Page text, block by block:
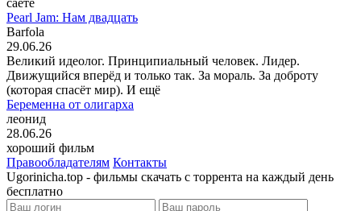
саете
Pearl Jam: Нам двадцать
Barfola
29.06.26
Великий идеолог. Принципиальный человек. Лидер.
Движущийся вперёд и только так. За мораль. За доброту
(которая спасёт мир). И ещё
Беременна от олигарха
леонид
28.06.26
хороший фильм
Правообладателям Контакты
Ugorinicha.top - фильмы скачать с торрента на каждый день
бесплатно